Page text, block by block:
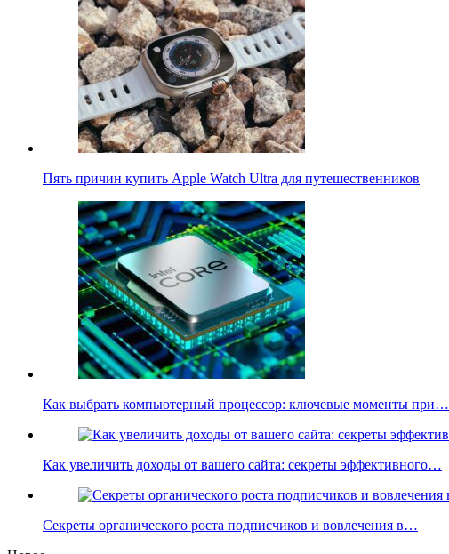
Пять причин купить Apple Watch Ultra для путешественников
Как выбрать компьютерный процессор: ключевые моменты при…
Как увеличить доходы от вашего сайта: секреты эффективного…
Секреты органического роста подписчиков и вовлечения в…